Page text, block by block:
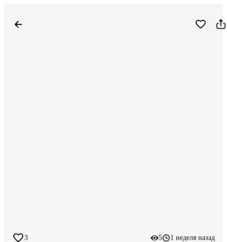
3 5 1 неделя назад